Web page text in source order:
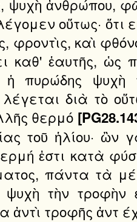
ψυχὴ ἀνθρώπου,
οὕτως· ὅτι
φροντὶς, καὶ
καθ' ἑαυτῆς, ὡς
πυρώδης ψυχὴ
διὰ τὸ
θερμό
τοῦ ἡλίου· ὢν
ἐστι κατὰ
πάντα τὰ
τὴν τροφὴν
ἀντὶ τροφῆς ἀντ